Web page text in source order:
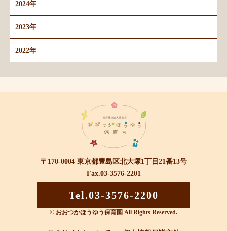
2024年
2023年
2022年
〒170-0004 東京都豊島区北大塚1丁目21番13号
Fax.03-3576-2201
Tel.03-3576-2200
© おおつかほうゆう保育園 All Rights Reserved.